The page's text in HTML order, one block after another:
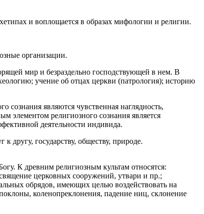
и воплощается в образах мифологии и религии.
организации.
мир и безраздельно господствующей в нем. В
учение об отцах церкви (патрология); историю
сознания являются чувственная наглядность,
элементом религиозного сознания является
деятельности индивида.
другу, государству, обществу, природе.
К древним религиозным культам относятся:
церковных сооружений, утвари и пр.;
обрядов, имеющих целью воздействовать на
коленопреклонения, падение ниц, склонение